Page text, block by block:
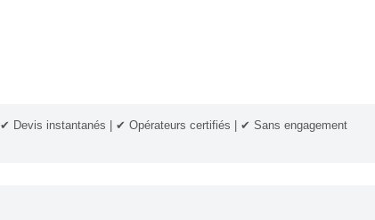
✔ Devis instantanés | ✔ Opérateurs certifiés | ✔ Sans engagement